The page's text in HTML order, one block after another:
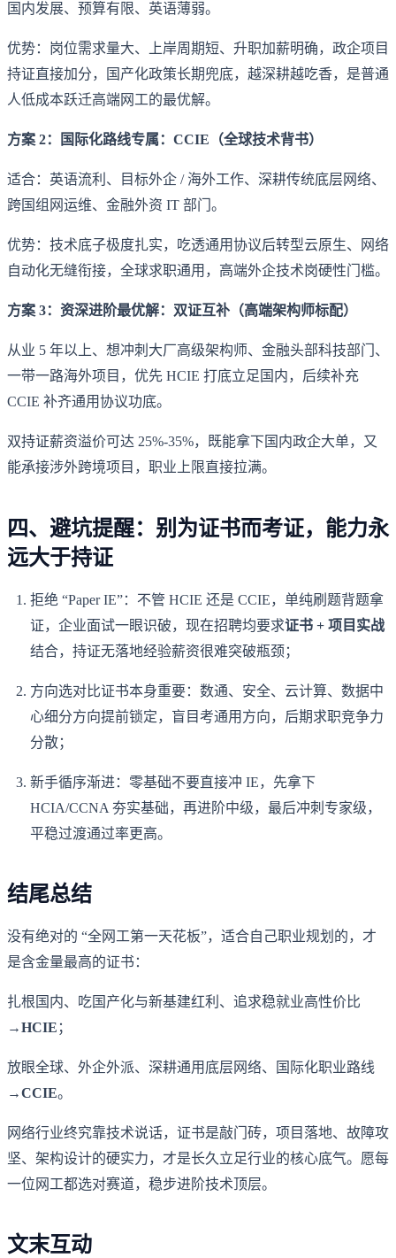
国内发展、预算有限、英语薄弱。
优势：岗位需求量大、上岸周期短、升职加薪明确，政企项目
持证直接加分，国产化政策长期兜底，越深耕越吃香，是普通
人低成本跃迁高端网工的最优解。
方案 2：国际化路线专属：CCIE（全球技术背书）
适合：英语流利、目标外企 / 海外工作、深耕传统底层网络、
跨国组网运维、金融外资 IT 部门。
优势：技术底子极度扎实，吃透通用协议后转型云原生、网络
自动化无缝衔接，全球求职通用，高端外企技术岗硬性门槛。
方案 3：资深进阶最优解：双证互补（高端架构师标配）
从业 5 年以上、想冲刺大厂高级架构师、金融头部科技部门、
一带一路海外项目，优先 HCIE 打底立足国内，后续补充
CCIE 补齐通用协议功底。
双持证薪资溢价可达 25%-35%，既能拿下国内政企大单，又
能承接涉外跨境项目，职业上限直接拉满。
四、避坑提醒：别为证书而考证，能力永
远大于持证
拒绝 “Paper IE”：不管 HCIE 还是 CCIE，单纯刷题背题拿
证，企业面试一眼识破，现在招聘均要求证书 + 项目实战
结合，持证无落地经验薪资很难突破瓶颈；
方向选对比证书本身重要：数通、安全、云计算、数据中
心细分方向提前锁定，盲目考通用方向，后期求职竞争力
分散；
新手循序渐进：零基础不要直接冲 IE，先拿下
HCIA/CCNA 夯实基础，再进阶中级，最后冲刺专家级，
平稳过渡通过率更高。
结尾总结
没有绝对的 “全网工第一天花板”，适合自己职业规划的，才
是含金量最高的证书：
扎根国内、吃国产化与新基建红利、追求稳就业高性价比
→HCIE ；
放眼全球、外企外派、深耕通用底层网络、国际化职业路线
→CCIE。
网络行业终究靠技术说话，证书是敲门砖，项目落地、故障攻
坚、架构设计的硬实力，才是长久立足行业的核心底气。愿每
一位网工都选对赛道，稳步进阶技术顶层。
文末互动